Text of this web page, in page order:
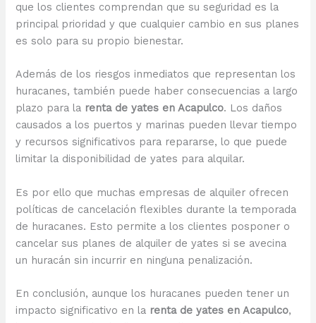
que los clientes comprendan que su seguridad es la
principal prioridad y que cualquier cambio en sus planes
es solo para su propio bienestar.
Además de los riesgos inmediatos que representan los
huracanes, también puede haber consecuencias a largo
plazo para la renta de yates en Acapulco. Los daños
causados a los puertos y marinas pueden llevar tiempo
y recursos significativos para repararse, lo que puede
limitar la disponibilidad de yates para alquilar.
Es por ello que muchas empresas de alquiler ofrecen
políticas de cancelación flexibles durante la temporada
de huracanes. Esto permite a los clientes posponer o
cancelar sus planes de alquiler de yates si se avecina
un huracán sin incurrir en ninguna penalización.
En conclusión, aunque los huracanes pueden tener un
impacto significativo en la renta de yates en Acapulco,